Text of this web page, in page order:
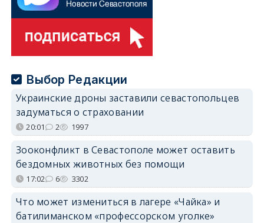
Выбор Редакции
Украинские дроны заставили севастопольцев
задуматься о страховании
20:01 2 1997
Зооконфликт в Севастополе может оставить
бездомных животных без помощи
17:02 6 3302
Что может измениться в лагере «Чайка» и
батилиманском «профессорском уголке»